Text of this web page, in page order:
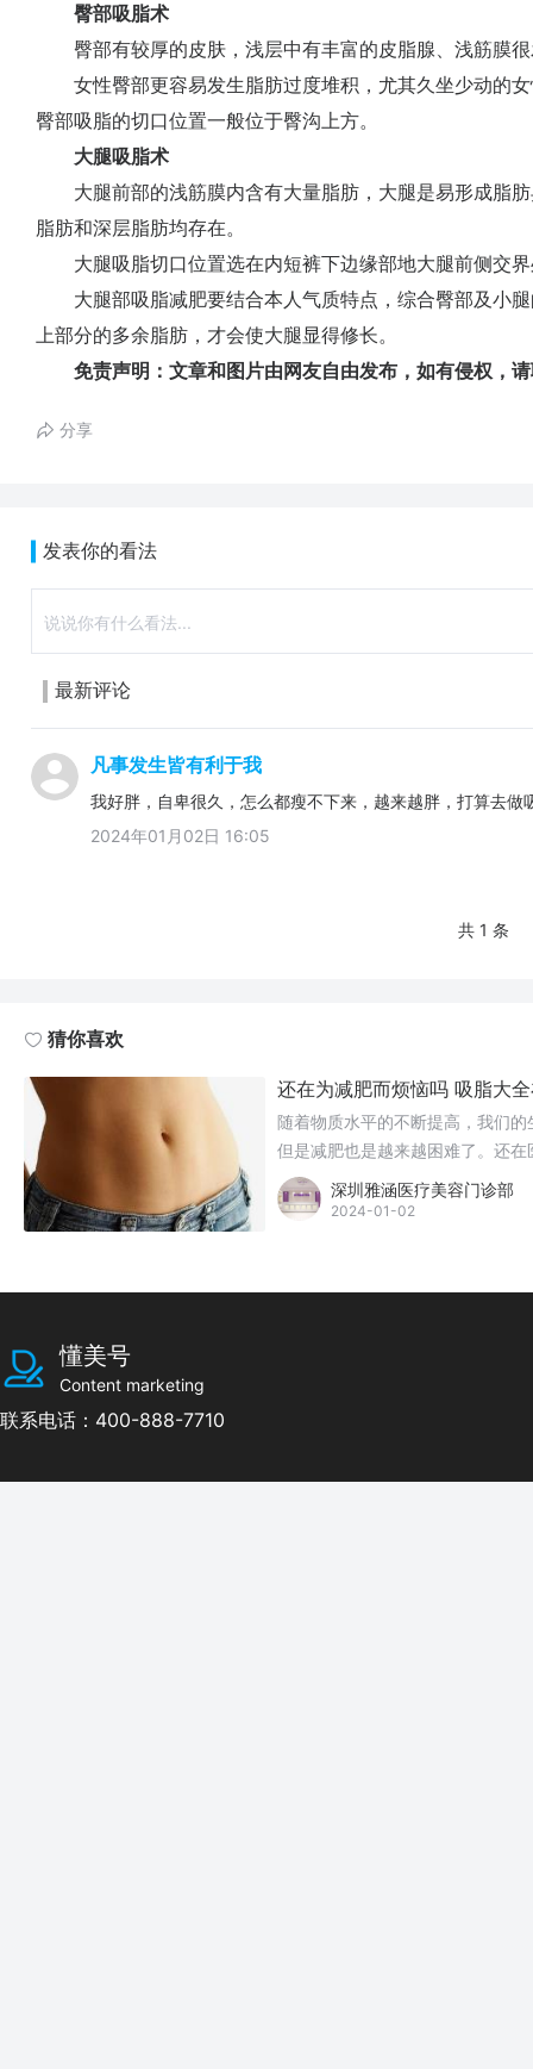
臀部吸脂术
臀部有较厚的皮肤，浅层中有丰富的皮脂腺、浅筋膜很
女性臀部更容易发生脂肪过度堆积，尤其久坐少动的女
臀部吸脂的切口位置一般位于臀沟上方。
大腿吸脂术
大腿前部的浅筋膜内含有大量脂肪，大腿是易形成脂肪
脂肪和深层脂肪均存在。
大腿吸脂切口位置选在内短裤下边缘部地大腿前侧交界
大腿部吸脂减肥要结合本人气质特点，综合臀部及小腿
上部分的多余脂肪，才会使大腿显得修长。
免责声明：文章和图片由网友自由发布，如有侵权，
分享
发表你的看法
最新评论
凡事发生皆有利于我
我好胖，自卑很久，怎么都瘦不下来，越来越胖，打算去做
2024年01月02日 16:05
共 1 条
猜你喜欢
还在为减肥而烦恼吗 吸脂大
随着物质水平的不断提高，我们
但是减肥也是越来越困难了。还
深圳雅涵医疗美容门诊部
2024-01-02
懂美号
Content marketing
联系电话：400-888-7710